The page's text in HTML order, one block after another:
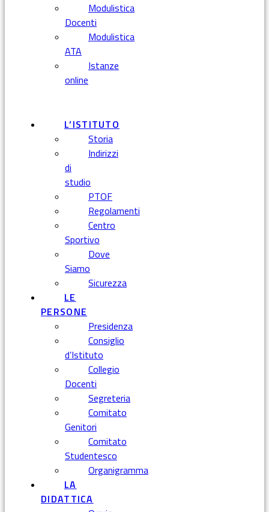
Modulistica
Docenti
Modulistica
ATA
Istanze
online
L’ISTITUTO
Storia
Indirizzi
di
studio
PTOF
Regolamenti
Centro
Sportivo
Dove
Siamo
Sicurezza
LE
PERSONE
Presidenza
Consiglio
d’Istituto
Collegio
Docenti
Segreteria
Comitato
Genitori
Comitato
Studentesco
Organigramma
LA
DIDATTICA